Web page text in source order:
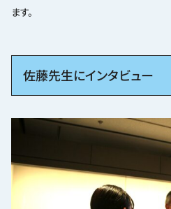
ます。
佐藤先生にインタビュー